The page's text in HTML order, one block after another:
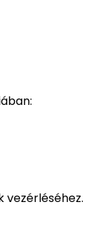
vezérléséhez.